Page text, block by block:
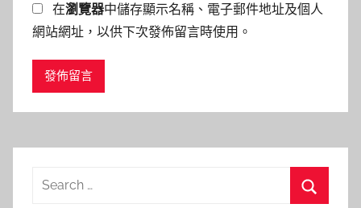
在瀏覽器中儲存顯示名稱、電子郵件地址及個人
網站網址，以供下次發佈留言時使用。
Search